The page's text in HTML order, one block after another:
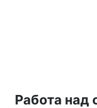
Работа над